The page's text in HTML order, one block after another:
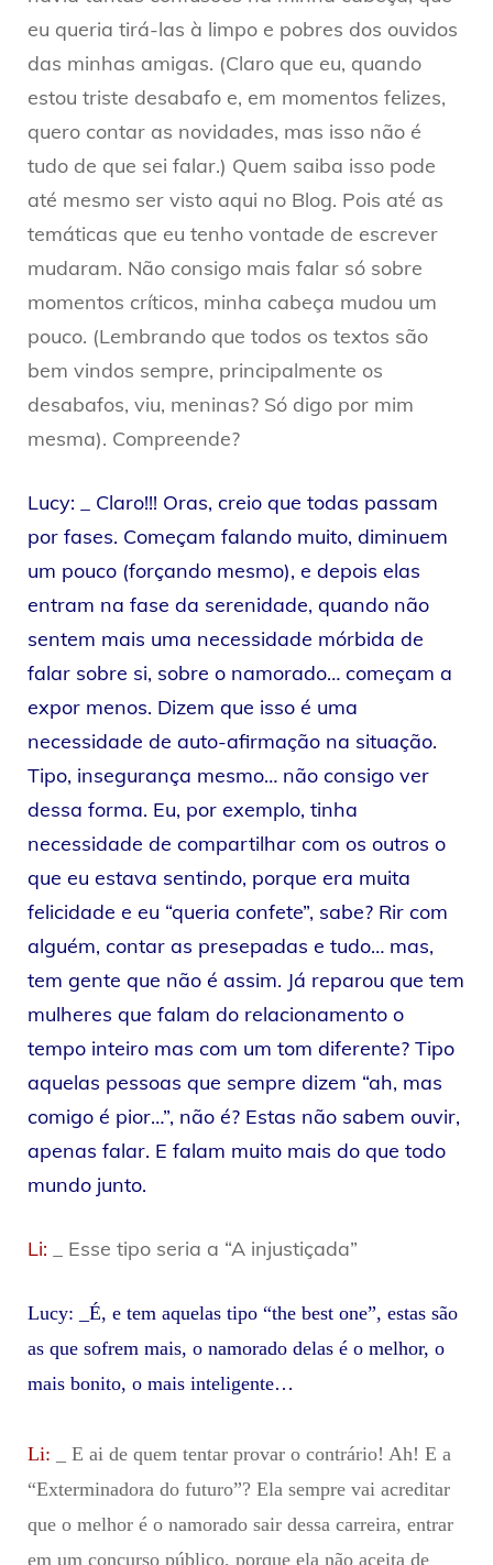
eu queria tirá-las à limpo e pobres dos ouvidos
das minhas amigas. (Claro que eu, quando
estou triste desabafo e, em momentos felizes,
quero contar as novidades, mas isso não é
tudo de que sei falar.) Quem saiba isso pode
até mesmo ser visto aqui no Blog. Pois até as
temáticas que eu tenho vontade de escrever
mudaram. Não consigo mais falar só sobre
momentos críticos, minha cabeça mudou um
pouco. (Lembrando que todos os textos são
bem vindos sempre, principalmente os
desabafos, viu, meninas? Só digo por mim
mesma). Compreende?
Lucy: _ Claro!!! Oras, creio que todas passam
por fases. Começam falando muito, diminuem
um pouco (forçando mesmo), e depois elas
entram na fase da serenidade, quando não
sentem mais uma necessidade mórbida de
falar sobre si, sobre o namorado… começam a
expor menos. Dizem que isso é uma
necessidade de auto-afirmação na situação.
Tipo, insegurança mesmo… não consigo ver
dessa forma. Eu, por exemplo, tinha
necessidade de compartilhar com os outros o
que eu estava sentindo, porque era muita
felicidade e eu “queria confete”, sabe? Rir com
alguém, contar as presepadas e tudo… mas,
tem gente que não é assim. Já reparou que tem
mulheres que falam do relacionamento o
tempo inteiro mas com um tom diferente? Tipo
aquelas pessoas que sempre dizem “ah, mas
comigo é pior…”, não é? Estas não sabem ouvir,
apenas falar. E falam muito mais do que todo
mundo junto.
Li: _ Esse tipo seria a “A injustiçada”
Lucy: _É, e tem aquelas tipo “the best one”, estas são
as que sofrem mais, o namorado delas é o melhor, o
mais bonito, o mais inteligente…
Li: _ E ai de quem tentar provar o contrário! Ah! E a
“Exterminadora do futuro”? Ela sempre vai acreditar
que o melhor é o namorado sair dessa carreira, entrar
em um concurso público, porque ela não aceita de